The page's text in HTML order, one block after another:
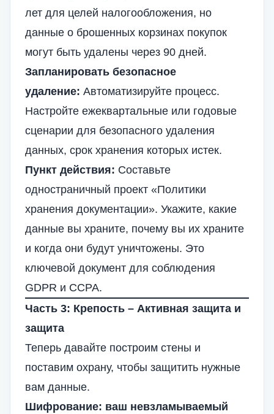
лет для целей налогообложения, но
данные о брошенных корзинах покупок
могут быть удалены через 90 дней.
Запланировать безопасное
удаление: Автоматизируйте процесс.
Настройте ежеквартальные или годовые
сценарии для безопасного удаления
данных, срок хранения которых истек.
Пункт действия: Составьте
одностраничный проект «Политики
хранения документации». Укажите, какие
данные вы храните, почему вы их храните
и когда они будут уничтожены. Это
ключевой документ для соблюдения
GDPR и CCPA.
Часть 3: Крепость – Активная защита и
защита
Теперь давайте построим стены и
поставим охрану, чтобы защитить нужные
вам данные.
Шифрование: ваш невзламываемый